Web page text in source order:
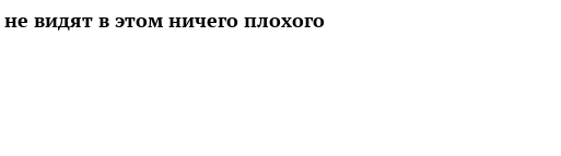
видят в этом ничего плохого